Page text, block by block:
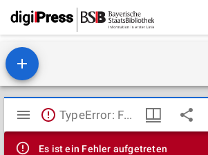
Mirador
Viewer
TypeError: Failed to fetch
Es ist ein Fehler aufgetreten